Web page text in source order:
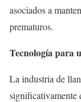
asociados a
prematuros.
Tecnología para
La industria de
significativamente